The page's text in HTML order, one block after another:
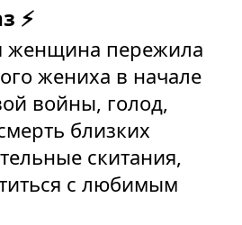
⚡
женщина пережила
жениха в начале
войны, голод,
близких
скитания,
с любимым